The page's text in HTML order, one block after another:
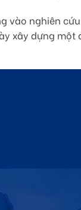
vào nghiên
xây dựng